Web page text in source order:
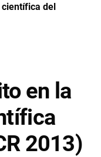
científica del
en la
2013)